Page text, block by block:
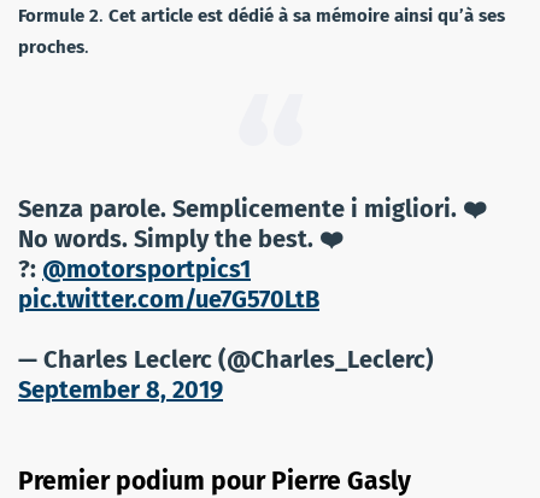
Formule 2. Cet article est dédié à sa mémoire ainsi qu’à ses
proches.
Senza parole. Semplicemente i migliori. ❤️
No words. Simply the best. ❤️
?: @motorsportpics1
pic.twitter.com/ue7G570LtB
— Charles Leclerc (@Charles_Leclerc)
September 8, 2019
Premier podium pour Pierre Gasly